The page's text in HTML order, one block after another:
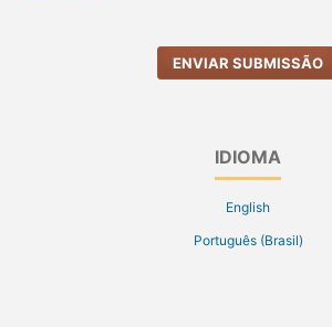
ENVIAR SUBMISSÃO
IDIOMA
English
Português (Brasil)